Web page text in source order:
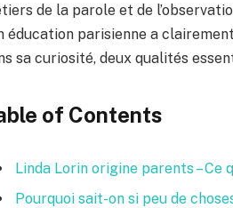
de la parole et de
éducation parisienne a
sa curiosité, deux qualités
of Contents
Linda Lorin origine parents – Ce
Pourquoi sait-on si peu de